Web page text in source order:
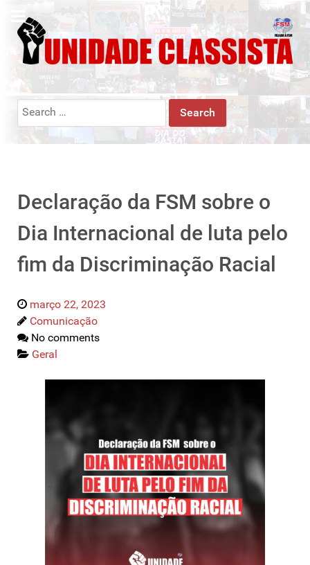
Search
Declaração da FSM sobre o
Dia Internacional de luta pelo
fim da Discriminação Racial
março 22, 2023
Comunicação
No comments
Geral